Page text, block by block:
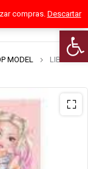
compras. Descartar
0
MODEL
LIBRO DE